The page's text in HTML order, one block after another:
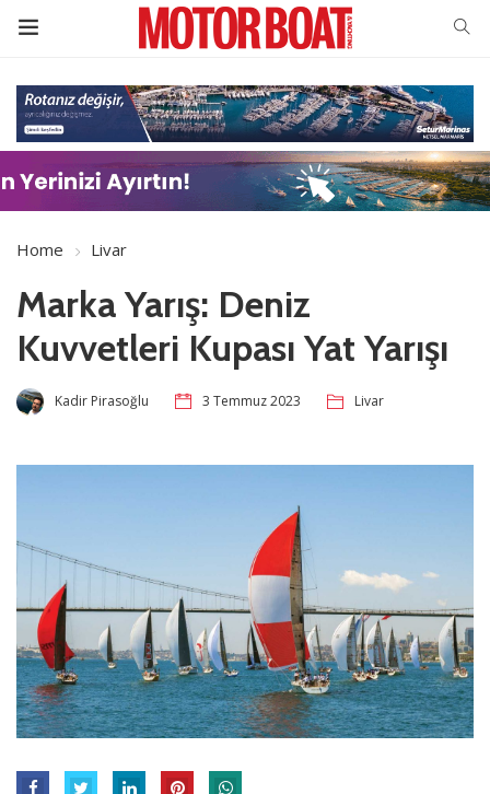
Home Livar
Marka Yarış: Deniz
Kuvvetleri Kupası Yat Yarışı
Kadir Pirasoğlu 3 Temmuz 2023 Livar